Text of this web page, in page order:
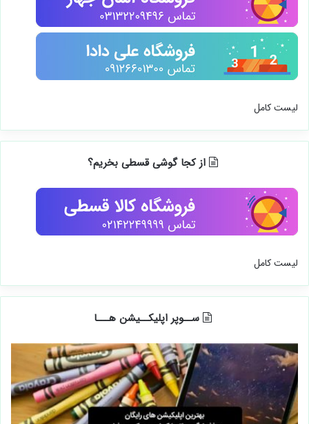
لیست کامل
از کجا گوشی قسطی بخریم؟
لیست کامل
ســوپر اپلیکــیشن هـــا